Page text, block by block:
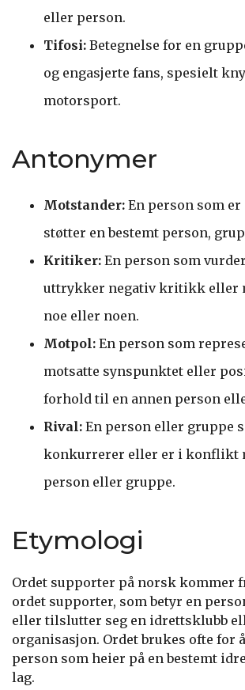
eller person.
Tifosi: Betegnelse for en
og engasjerte fans, spesielt
motorsport.
Antonymer
Motstander: En person som
støtter en bestemt person,
Kritiker: En person som
uttrykker negativ kritikk eller
noe eller noen.
Motpol: En person som
motsatte synspunktet eller
forhold til en annen person
Rival: En person eller gruppe
konkurrerer eller er i konflikt
person eller gruppe.
Etymologi
Ordet supporter på norsk kommer
ordet supporter, som betyr en
eller tilslutter seg en idrettsklubb
organisasjon. Ordet brukes ofte for
person som heier på en bestemt
lag.